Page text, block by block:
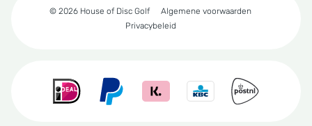
© 2026 House of Disc Golf
Algemene voorwaarden
Privacybeleid